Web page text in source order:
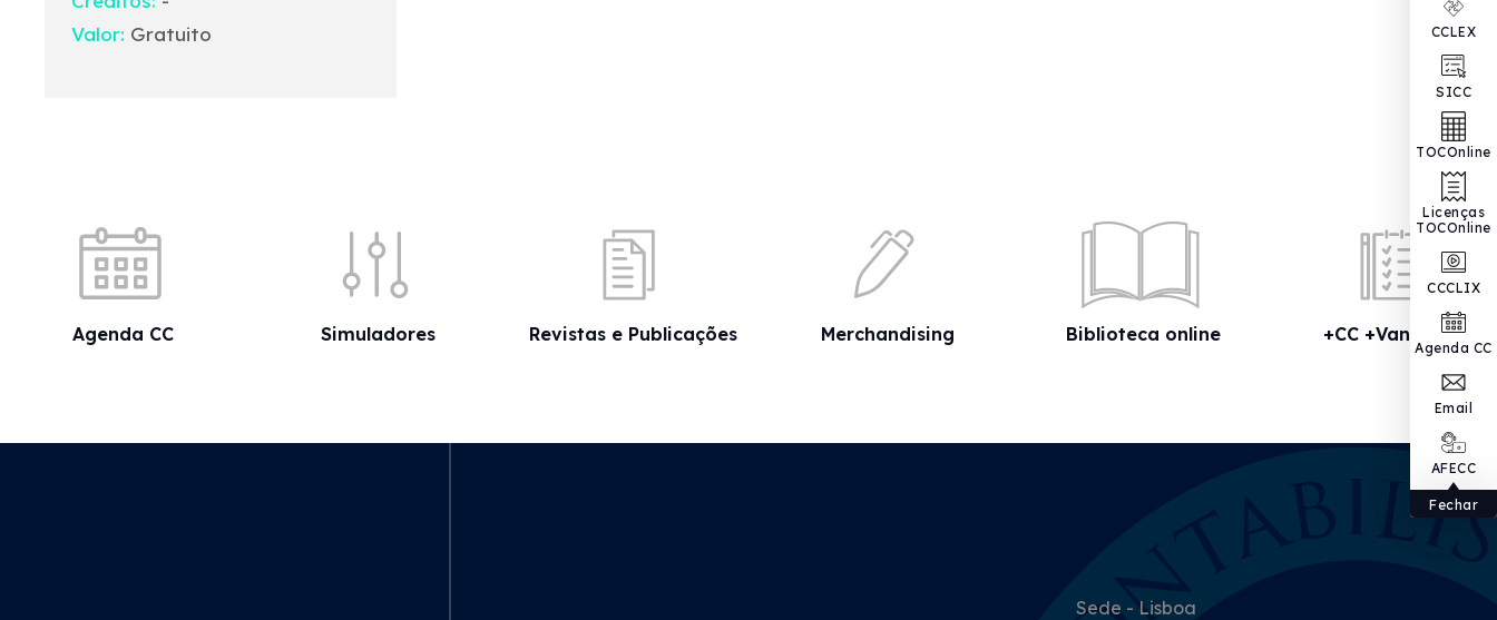
CCLEX
SICC
TOCOnline
Licenças
TOCOnline
CCCLIX
Agenda CC
Email
AFECC
Fechar
Valor: Gratuito
Agenda CC Simuladores Revistas e Publicações Merchandising Biblioteca online +CC +Vantagens
Sede - Lisboa